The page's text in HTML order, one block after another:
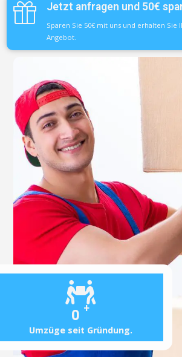
0 +
Umzüge seit Gründung.
Jetzt anfragen und 50€
Sparen Sie 50€ mit uns und erhalten Sie
Angebot.